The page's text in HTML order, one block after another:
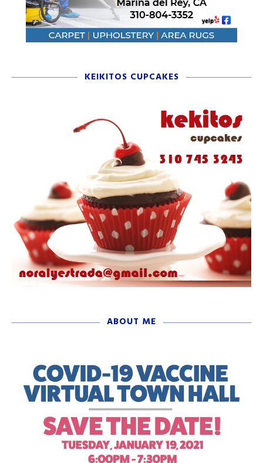
KEIKITOS CUPCAKES
ABOUT ME